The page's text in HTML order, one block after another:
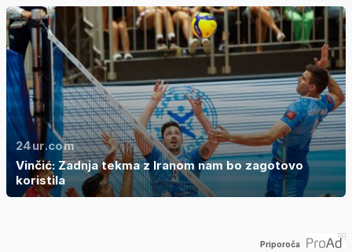
24ur.com
Vinčić: Zadnja tekma z Iranom nam bo zagotovo
koristila
Priporoča